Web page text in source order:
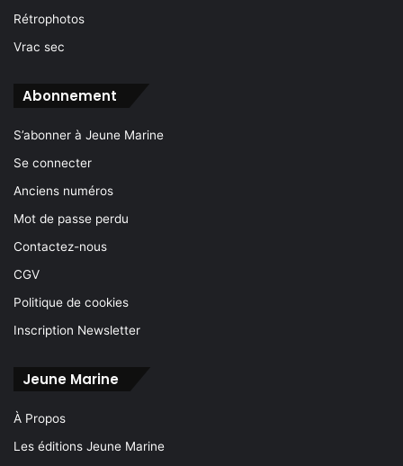
Rétrophotos
Vrac sec
Abonnement
S’abonner à Jeune Marine
Se connecter
Anciens numéros
Mot de passe perdu
Contactez-nous
CGV
Politique de cookies
Inscription Newsletter
Jeune Marine
À Propos
Les éditions Jeune Marine